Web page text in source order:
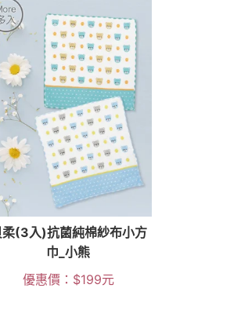
柔(3入)抗菌純棉紗布小方
巾_小熊
優惠價： $199元